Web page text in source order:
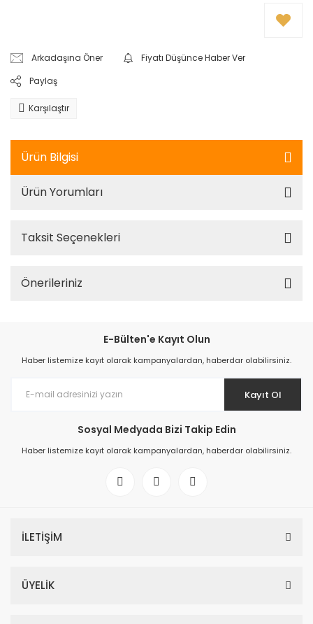
Arkadaşına Öner
Fiyatı Düşünce Haber Ver
Paylaş
Karşılaştır
Ürün Bilgisi
Ürün Yorumları
Taksit Seçenekleri
Önerileriniz
E-Bülten'e Kayıt Olun
Haber listemize kayıt olarak kampanyalardan, haberdar olabilirsiniz.
Kayıt Ol
Sosyal Medyada Bizi Takip Edin
Haber listemize kayıt olarak kampanyalardan, haberdar olabilirsiniz.
İLETİŞİM
ÜYELİK